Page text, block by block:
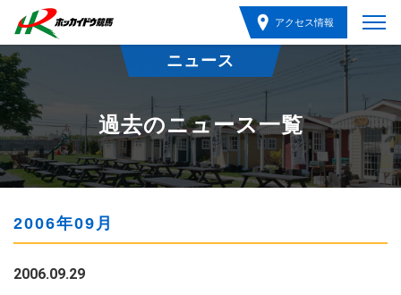
アクセス情報
ニュース
過去のニュース一覧
2006年09月
2006.09.29